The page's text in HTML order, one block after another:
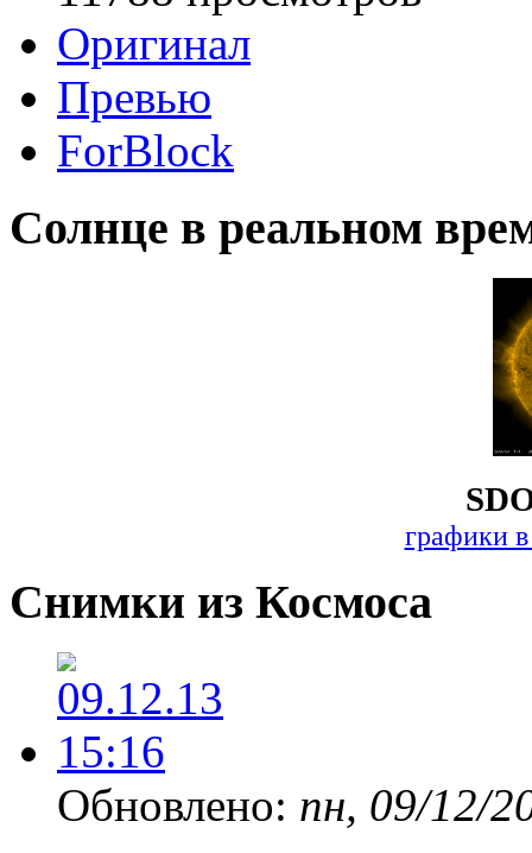
Оригинал
Превью
ForBlock
Солнце в реальном
графики
Снимки из Космоса
Обновлено: пн, 09/12/